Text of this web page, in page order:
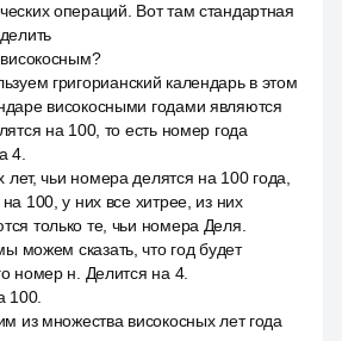
операций. Вот там стандартная
григорианский календарь в этом
високосными годами являются
на 100, то есть номер года
4.
чьи номера делятся на 100 года,
100, у них все хитрее, из них
только те, чьи номера Деля.
можем сказать, что год будет
номер н. Делится на 4.
100.
из множества високосных лет года